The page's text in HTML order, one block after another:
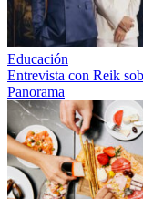
Educación
Entrevista con Reik
Panorama